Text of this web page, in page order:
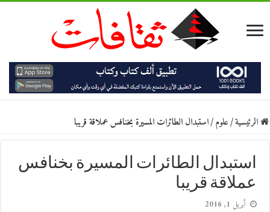
الرئيسية/علوم/استبدال الطائرات المسيرة بخنافس عملاقة قريبا
استبدال الطائرات المسيرة بخنافس
عملاقة قريبا
أبريل 1, 2016